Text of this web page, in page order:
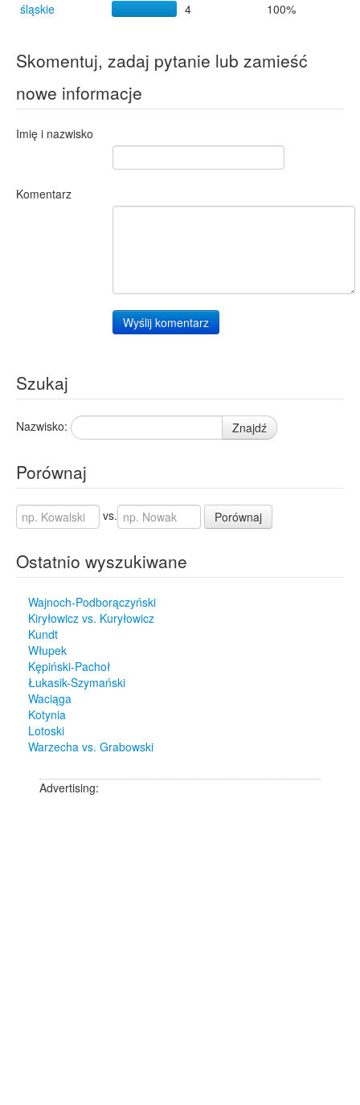
śląskie
4 100%
Skomentuj, zadaj pytanie lub zamieść
nowe informacje
Imię i nazwisko
Komentarz
Wyślij komentarz
Szukaj
Nazwisko: Znajdź
Porównaj
vs. Porównaj
Ostatnio wyszukiwane
Wajnoch-Podborączyński
Kiryłowicz vs. Kuryłowicz
Kundt
Włupek
Kępiński-Pachoł
Łukasik-Szymański
Waciąga
Kotynia
Lotoski
Warzecha vs. Grabowski
Advertising: